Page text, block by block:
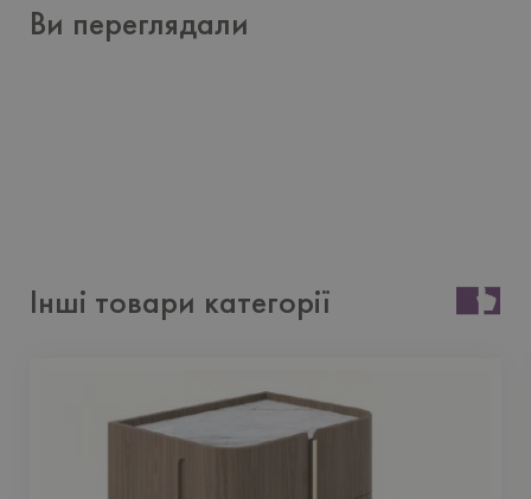
Ви переглядали
Інші товари категорії